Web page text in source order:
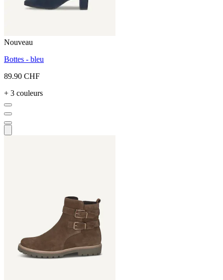
Nouveau
Bottes - bleu
89.90 CHF
+ 3 couleurs